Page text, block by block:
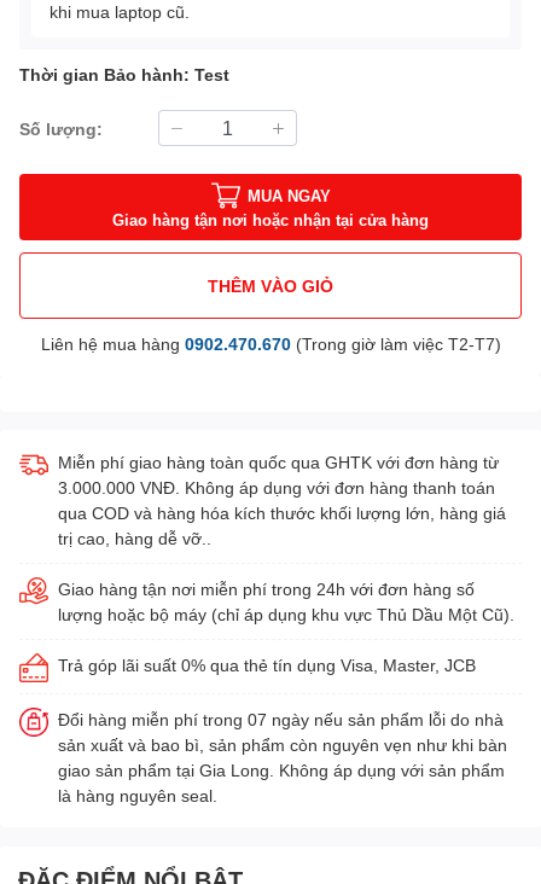
khi mua laptop cũ.
Thời gian Bảo hành: Test
Số lượng:
MUA NGAY
Giao hàng tận nơi hoặc nhận tại cửa hàng
THÊM VÀO GIỎ
Liên hệ mua hàng 0902.470.670(Trong giờ làm việc T2-T7)
Miễn phí giao hàng toàn quốc qua GHTK với đơn hàng từ
3.000.000 VNĐ. Không áp dụng với đơn hàng thanh toán
qua COD và hàng hóa kích thước khối lượng lớn, hàng giá
trị cao, hàng dễ vỡ..
Giao hàng tận nơi miễn phí trong 24h với đơn hàng số
lượng hoặc bộ máy (chỉ áp dụng khu vực Thủ Dầu Một Cũ).
Trả góp lãi suất 0% qua thẻ tín dụng Visa, Master, JCB
Đổi hàng miễn phí trong 07 ngày nếu sản phẩm lỗi do nhà
sản xuất và bao bì, sản phẩm còn nguyên vẹn như khi bàn
giao sản phẩm tại Gia Long. Không áp dụng với sản phẩm
là hàng nguyên seal.